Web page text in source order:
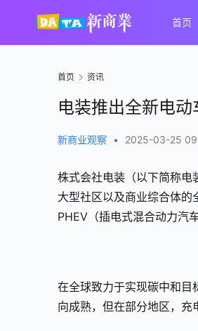
首页
首页 资讯
电装推出全新电
新商业观察 • 2025-03-25
株式会社电装（以下简称电
大型社区以及商业综合体
PHEV（插电式混合动力汽
在全球致力于实现碳中和目
向成熟，但在部分地区，充